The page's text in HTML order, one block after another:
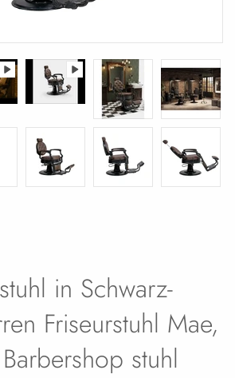
in Schwarz-
Friseurstuhl Mae,
stuhl